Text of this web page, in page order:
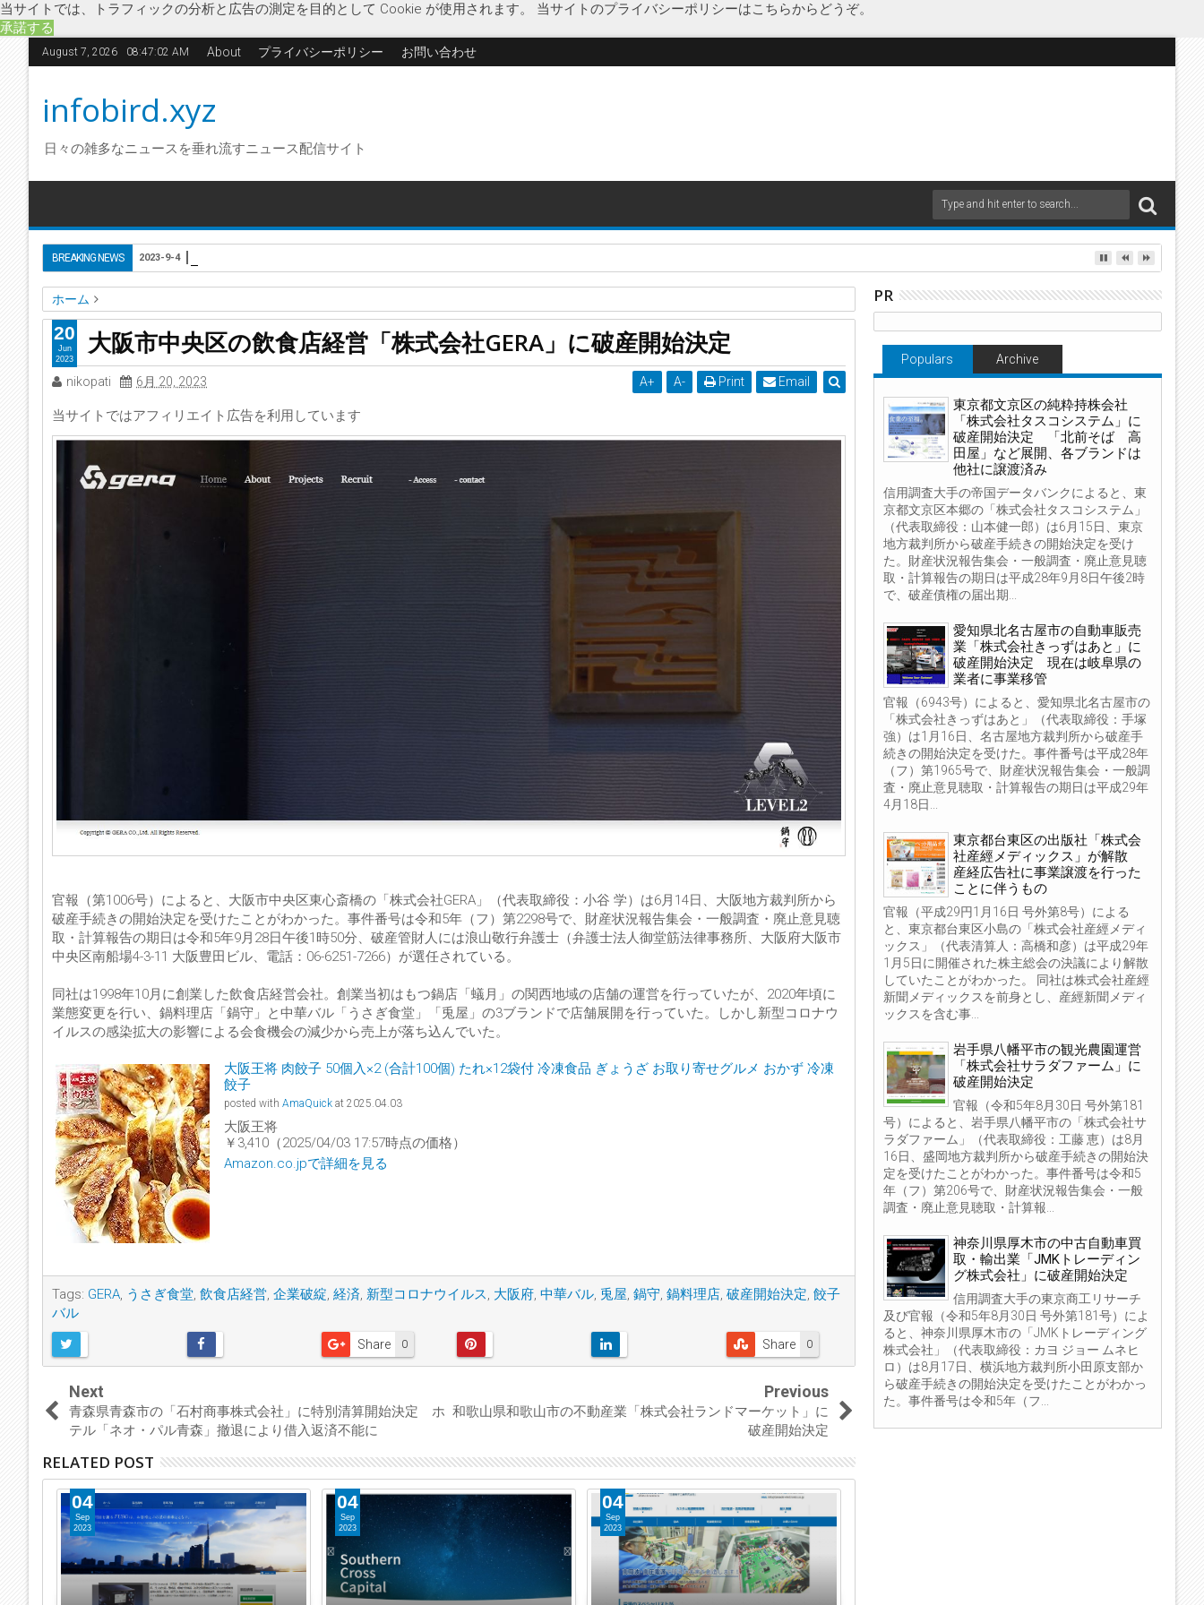
当サイトでは、トラフィックの分析と広告の測定を目的として Cookie が使用されます。 当サイトのプライバシーポリシーはこちらからどうぞ。
承諾する
August 7, 2026 08:47:03 AM About プライバシーポリシー お問い合わせ
infobird.xyz
日々の雑多なニュースを垂れ流すニュース配信サイト
BREAKING NEWS 2023-9-4
ホーム
GERA
うさぎ食堂 飲食店経営 企業破綻 経済 新型コロナウイルス 大阪府 中華バル 兎屋 鍋守 鍋料理店
破産開始決定
餃子バル
大阪市中央区の飲食店経営「株式会社GERA」に破産開始決定
大阪市中央区の飲食店経営「株式会社GERA」に破産開始決定
nikopati 6月 20, 2023 A+ A- Print Email
当サイトではアフィリエイト広告を利用しています
官報（第1006号）によると、大阪市中央区東心斎橋の「株式会社GERA」（代表取締役：小谷 学）は6月14日、大阪地方裁判所から
破産手続きの開始決定を受けたことがわかった。事件番号は令和5年（フ）第2298号で、財産状況報告集会・一般調査・廃止意見聴
取・計算報告の期日は令和5年9月28日午後1時50分、破産管財人には浪山敬行弁護士（弁護士法人御堂筋法律事務所、大阪府大阪市
中央区南船場4-3-11 大阪豊田ビル、電話：06-6251-7266）が選任されている。
同社は1998年10月に創業した飲食店経営会社。創業当初はもつ鍋店「蟻月」の関西地域の店舗の運営を行っていたが、2020年頃に
業態変更を行い、鍋料理店「鍋守」と中華バル「うさぎ食堂」「兎屋」の3ブランドで店舗展開を行っていた。しかし新型コロナウ
イルスの感染拡大の影響による会食機会の減少から売上が落ち込んでいた。
大阪王将 肉餃子 50個入×2 (合計100個) たれ×12袋付 冷凍食品 ぎょうざ お取り寄せグルメ おかず 冷凍
餃子
posted with AmaQuick at 2025.04.03
大阪王将
￥3,410（2025/04/03 17:57時点の価格）
Amazon.co.jpで詳細を見る
Tags: GERA, うさぎ食堂, 飲食店経営, 企業破綻, 経済, 新型コロナウイルス, 大阪府, 中華バル, 兎屋, 鍋守, 鍋料理店, 破産開始決定, 餃子
バル
0
Share 0
Share
20
Jun
2023
Next
青森県青森市の「石村商事株式会社」に特別清算開始決定 ホ
テル「ネオ・パル青森」撤退により借入返済不能に
Previous
和歌山県和歌山市の不動産業「株式会社ランドマーケット」に
破産開始決定
RELATED POST
04
Sep
2023
04
Sep
2023
04
Sep
2023
PR
Populars Archive
東京都文京区の純粋持株会社
「株式会社タスコシステム」に
破産開始決定 「北前そば 高
田屋」など展開、各ブランドは
他社に譲渡済み
信用調査大手の帝国データバンクによると、東
京都文京区本郷の「株式会社タスコシステム」
（代表取締役：山本健一郎）は6月15日、東京
地方裁判所から破産手続きの開始決定を受け
た。財産状況報告集会・一般調査・廃止意見聴
取・計算報告の期日は平成28年9月8日午後2時
で、破産債権の届出期...
愛知県北名古屋市の自動車販売
業「株式会社きっずはあと」に
破産開始決定 現在は岐阜県の
業者に事業移管
官報（6943号）によると、愛知県北名古屋市の
「株式会社きっずはあと」（代表取締役：手塚
強）は1月16日、名古屋地方裁判所から破産手
続きの開始決定を受けた。事件番号は平成28年
（フ）第1965号で、財産状況報告集会・一般調
査・廃止意見聴取・計算報告の期日は平成29年
4月18日...
東京都台東区の出版社「株式会
社産經メディックス」が解散
産経広告社に事業譲渡を行った
ことに伴うもの
官報（平成29円1月16日 号外第8号）による
と、東京都台東区小島の「株式会社産經メディ
ックス」（代表清算人：高橋和彦）は平成29年
1月5日に開催された株主総会の決議により解散
していたことがわかった。 同社は株式会社産經
新聞メディックスを前身とし、産經新聞メディ
ックスを含む事...
岩手県八幡平市の観光農園運営
「株式会社サラダファーム」に
破産開始決定
官報（令和5年8月30日 号外第181
号）によると、岩手県八幡平市の「株式会社サ
ラダファーム」（代表取締役：工藤 恵）は8月
16日、盛岡地方裁判所から破産手続きの開始決
定を受けたことがわかった。事件番号は令和5
年（フ）第206号で、財産状況報告集会・一般
調査・廃止意見聴取・計算報...
神奈川県厚木市の中古自動車買
取・輸出業「JMKトレーディン
グ株式会社」に破産開始決定
信用調査大手の東京商工リサーチ
及び官報（令和5年8月30日 号外第181号）によ
ると、神奈川県厚木市の「JMKトレーディング
株式会社」（代表取締役：カヨ ジョー ムネヒ
ロ）は8月17日、横浜地方裁判所小田原支部か
ら破産手続きの開始決定を受けたことがわかっ
た。事件番号は令和5年（フ...